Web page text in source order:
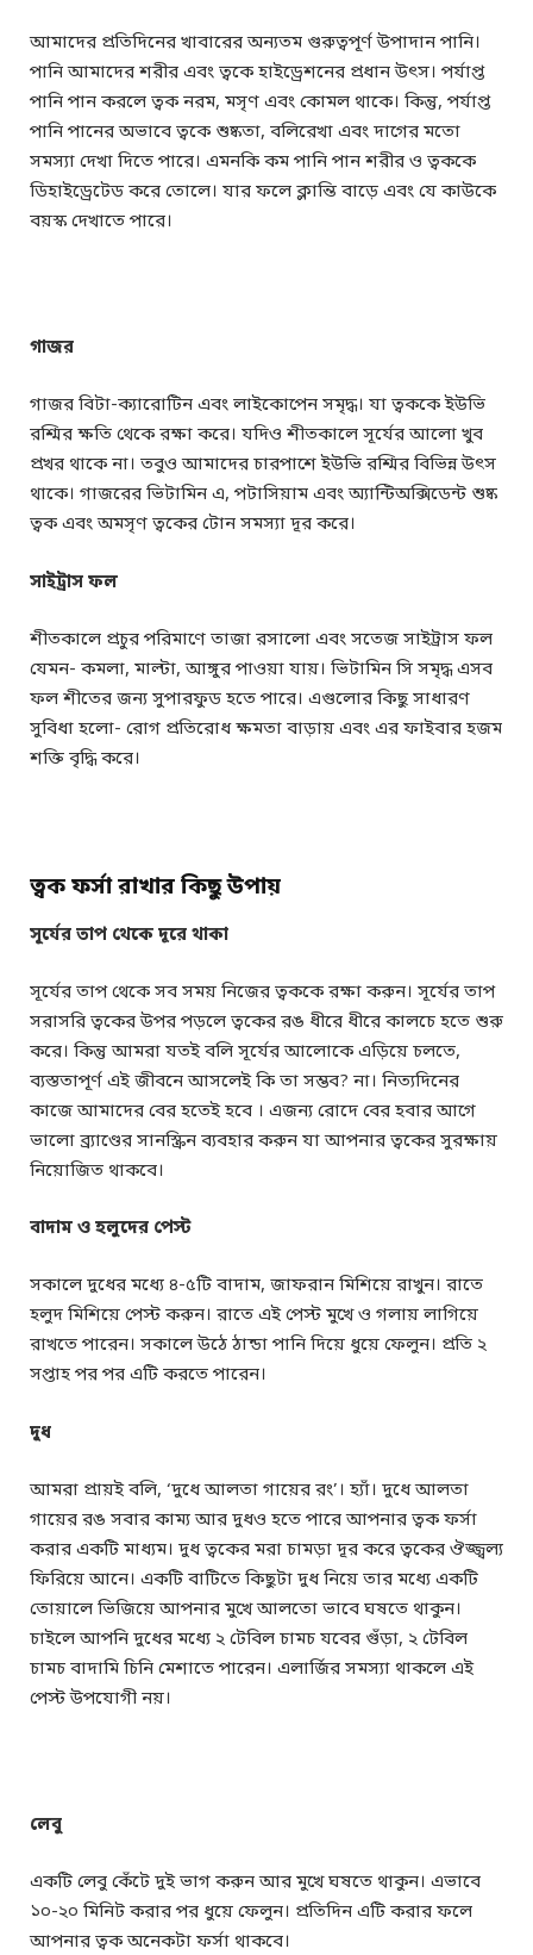
আমাদের প্রতিদিনের খাবারের অন্যতম গুরুত্বপূর্ণ উপাদান পানি।
পানি আমাদের শরীর এবং ত্বকে হাইড্রেশনের প্রধান উৎস। পর্যাপ্ত
পানি পান করলে ত্বক নরম, মসৃণ এবং কোমল থাকে। কিন্তু, পর্যাপ্ত
পানি পানের অভাবে ত্বকে শুষ্কতা, বলিরেখা এবং দাগের মতো
সমস্যা দেখা দিতে পারে। এমনকি কম পানি পান শরীর ও ত্বককে
ডিহাইড্রেটেড করে তোলে। যার ফলে ক্লান্তি বাড়ে এবং যে কাউকে
বয়স্ক দেখাতে পারে।
গাজর
গাজর বিটা-ক্যারোটিন এবং লাইকোপেন সমৃদ্ধ। যা ত্বককে ইউভি
রশ্মির ক্ষতি থেকে রক্ষা করে। যদিও শীতকালে সূর্যের আলো খুব
প্রখর থাকে না। তবুও আমাদের চারপাশে ইউভি রশ্মির বিভিন্ন উৎস
থাকে। গাজরের ভিটামিন এ, পটাসিয়াম এবং অ্যান্টিঅক্সিডেন্ট শুষ্ক
ত্বক এবং অমসৃণ ত্বকের টোন সমস্যা দূর করে।
সাইট্রাস ফল
শীতকালে প্রচুর পরিমাণে তাজা রসালো এবং সতেজ সাইট্রাস ফল
যেমন- কমলা, মাল্টা, আঙ্গুর পাওয়া যায়। ভিটামিন সি সমৃদ্ধ এসব
ফল শীতের জন্য সুপারফুড হতে পারে। এগুলোর কিছু সাধারণ
সুবিধা হলো- রোগ প্রতিরোধ ক্ষমতা বাড়ায় এবং এর ফাইবার হজম
শক্তি বৃদ্ধি করে।
ত্বক ফর্সা রাখার কিছু উপায়
সূর্যের তাপ থেকে দূরে থাকা
সূর্যের তাপ থেকে সব সময় নিজের ত্বককে রক্ষা করুন। সূর্যের তাপ
সরাসরি ত্বকের উপর পড়লে ত্বকের রঙ ধীরে ধীরে কালচে হতে শুরু
করে। কিন্তু আমরা যতই বলি সূর্যের আলোকে এড়িয়ে চলতে,
ব্যস্ততাপূর্ণ এই জীবনে আসলেই কি তা সম্ভব? না। নিত্যদিনের
কাজে আমাদের বের হতেই হবে । এজন্য রোদে বের হবার আগে
ভালো ব্র্যাণ্ডের সানস্ক্রিন ব্যবহার করুন যা আপনার ত্বকের সুরক্ষায়
নিয়োজিত থাকবে।
বাদাম ও হলুদের পেস্ট
সকালে দুধের মধ্যে ৪-৫টি বাদাম, জাফরান মিশিয়ে রাখুন। রাতে
হলুদ মিশিয়ে পেস্ট করুন। রাতে এই পেস্ট মুখে ও গলায় লাগিয়ে
রাখতে পারেন। সকালে উঠে ঠান্ডা পানি দিয়ে ধুয়ে ফেলুন। প্রতি ২
সপ্তাহ পর পর এটি করতে পারেন।
দুধ
আমরা প্রায়ই বলি, ‘দুধে আলতা গায়ের রং’। হ্যাঁ। দুধে আলতা
গায়ের রঙ সবার কাম্য আর দুধও হতে পারে আপনার ত্বক ফর্সা
করার একটি মাধ্যম। দুধ ত্বকের মরা চামড়া দূর করে ত্বকের ঔজ্জ্বল্য
ফিরিয়ে আনে। একটি বাটিতে কিছুটা দুধ নিয়ে তার মধ্যে একটি
তোয়ালে ভিজিয়ে আপনার মুখে আলতো ভাবে ঘষতে থাকুন।
চাইলে আপনি দুধের মধ্যে ২ টেবিল চামচ যবের গুঁড়া, ২ টেবিল
চামচ বাদামি চিনি মেশাতে পারেন। এলার্জির সমস্যা থাকলে এই
পেস্ট উপযোগী নয়।
লেবু
একটি লেবু কেঁটে দুই ভাগ করুন আর মুখে ঘষতে থাকুন। এভাবে
১০-২০ মিনিট করার পর ধুয়ে ফেলুন। প্রতিদিন এটি করার ফলে
আপনার ত্বক অনেকটা ফর্সা থাকবে।